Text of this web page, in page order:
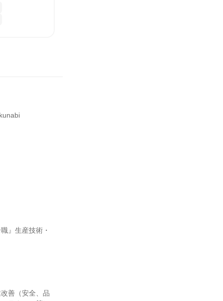
』生産技術・
善（安全、品